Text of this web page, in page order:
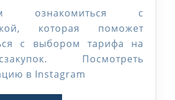
тарифа
портале
госзакупок
ознакомиться с
которая поможет
с выбором тарифа на
Посмотреть
в Instagram